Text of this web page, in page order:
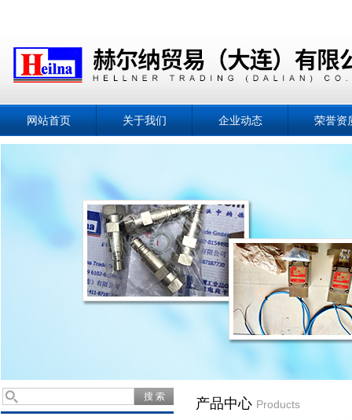
网站首页 关于我们 企业动态 荣誉资
产品中心 Products